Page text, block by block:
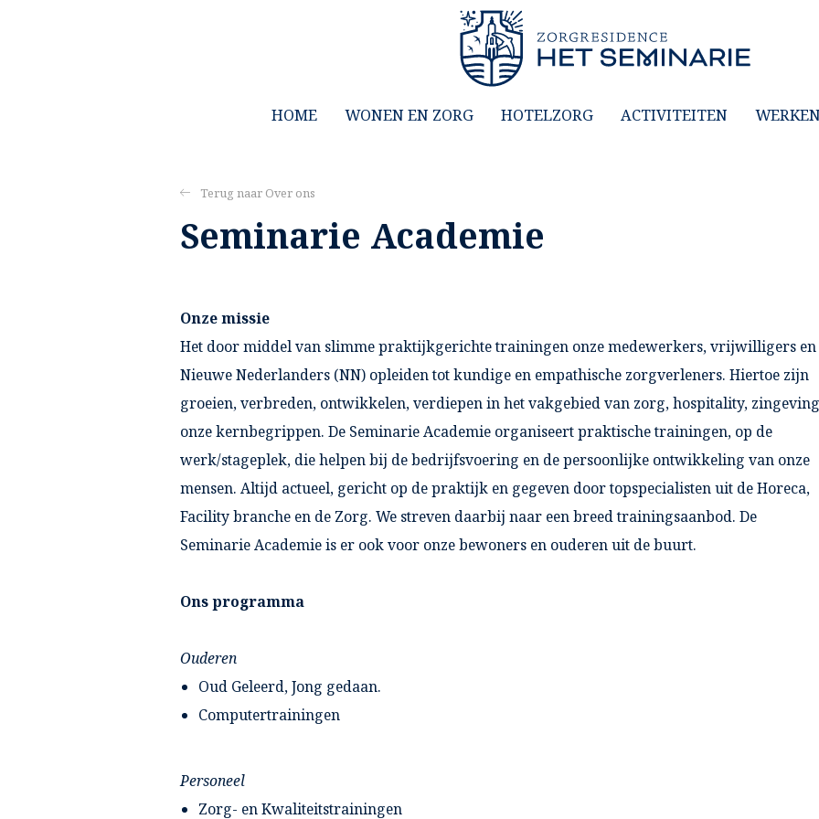
HOME WONEN EN ZORG HOTELZORG ACTIVITEITEN
Over ons
Seminarie Academie
Onze missie
Het door middel van slimme praktijkgerichte trainingen onze medewerkers, vrijwilligers en
Nieuwe Nederlanders (NN) opleiden tot kundige en empathische zorgverleners. Hiertoe zijn
groeien, verbreden, ontwikkelen, verdiepen in het vakgebied van zorg, hospitality, zingeving
onze kernbegrippen. De Seminarie Academie organiseert praktische trainingen, op de
werk/stageplek, die helpen bij de bedrijfsvoering en de persoonlijke ontwikkeling van onze
mensen. Altijd actueel, gericht op de praktijk en gegeven door topspecialisten uit de Horeca,
Facility branche en de Zorg. We streven daarbij naar een breed trainingsaanbod. De
Seminarie Academie is er ook voor onze bewoners en ouderen uit de buurt.
Ons programma
Ouderen
Oud Geleerd, Jong gedaan.
Computertrainingen
Personeel
Zorg- en Kwaliteitstrainingen